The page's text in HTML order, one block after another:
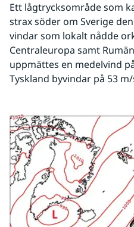
Ett lågtrycksområde som
strax söder om Sverige
vindar som lokalt nådde
Centraleuropa samt
uppmättes en medelvind
Tyskland byvindar på 53 m/